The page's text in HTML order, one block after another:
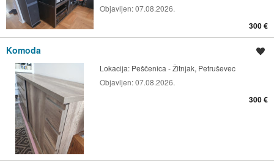
Objavljen:07.08.2026.
300 €
Komoda
Lokacija: Peščenica - Žitnjak, Petruševec
Objavljen:07.08.2026.
300 €